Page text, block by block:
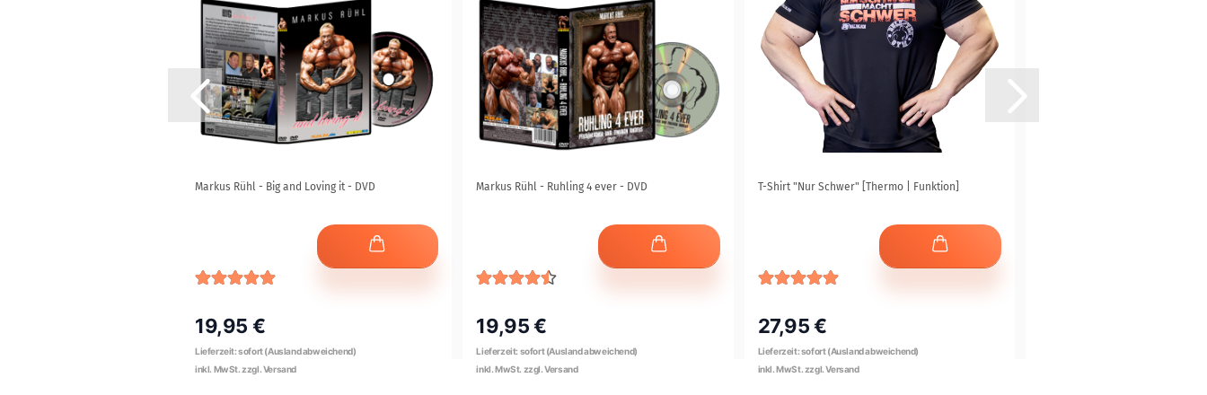
Markus Rühl - Big and Loving it - DVD
19,95 €
Markus Rühl - Ruhling 4 ever - DVD
19,95 €
T-Shirt "Nur Schwer" [Thermo | Funktion]
27,95 €